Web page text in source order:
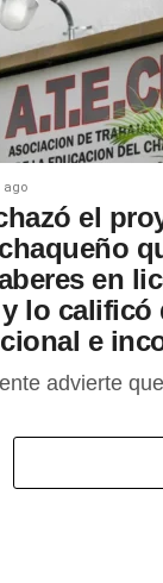
ago
el
en
lo calificó
e
advierte
y el